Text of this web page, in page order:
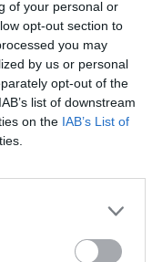
of your personal or
opt-out section to
you may
by us or personal
opt-out of the
list of downstream
on the IAB’s List of
Titta